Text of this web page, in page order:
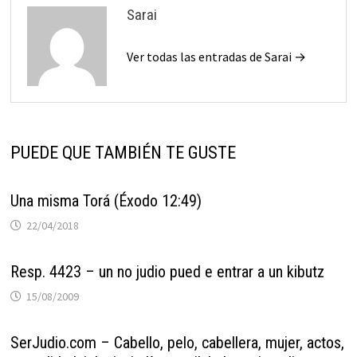
Sarai
Ver todas las entradas de Sarai →
PUEDE QUE TAMBIÉN TE GUSTE
Una misma Torá (Éxodo 12:49)
22/04/2018
Resp. 4423 – un no judio pued e entrar a un kibutz
15/08/2009
SerJudio.com – Cabello, pelo, cabellera, mujer, actos,